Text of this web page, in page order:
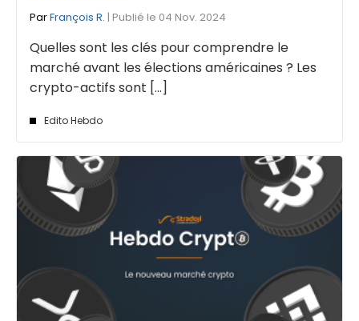
ParFrançois R. | Publié le 04 Nov. 2024
Quelles sont les clés pour comprendre le
marché avant les élections américaines ? Les
crypto-actifs sont [...]
Edito Hebdo